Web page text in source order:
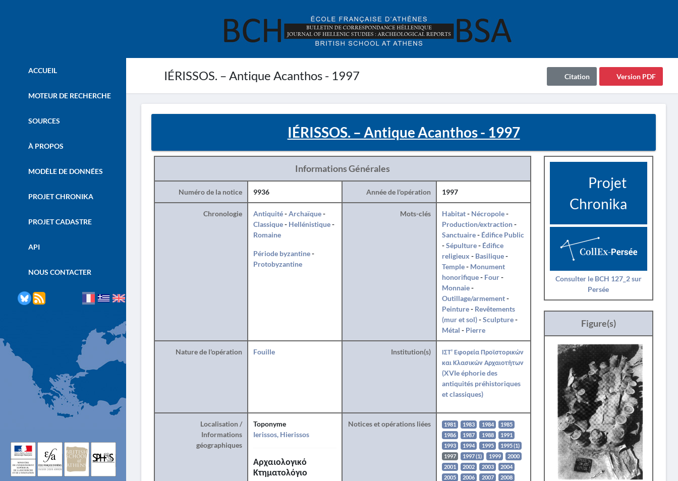
IÉRISSOS. – Antique Acanthos - 1997 Version PDF
Citation
ACCUEIL
MOTEUR DE RECHERCHE
SOURCES
À PROPOS
MODÈLE DE DONNÉES
PROJET CHRONIKA
PROJET CADASTRE
API
NOUS CONTACTER
IÉRISSOS. – Antique Acanthos - 1997
Informations Générales
Numéro de la notice 9936 Année de l'opération 1997
Chronologie Antiquité-Archaïque-
Classique- Hellénistique-
Romaine
Période byzantine-
Protobyzantine
Mots-clés Habitat- Nécropole-
Production/extraction-
Sanctuaire- Édifice Public
-Sépulture- Édifice
religieux - Basilique-
Temple- Monument
honorifique- Four-
Monnaie-
Outillage/armement-
Peinture- Revêtements
(mur et sol)-Sculpture-
Métal - Pierre
Nature de l'opération Fouille Institution(s)
ΙΣΤ' Εφορεία Προϊστορικών
και Κλασικών Αρχαιοτήτων
(XVIe éphorie des
antiquités préhistoriques
et classiques)
Localisation /
Informations
géographiques
Toponyme
Ierissos, Hierissos
Αρχαιολογικό
Κτηματολόγιο
Notices et opérations liées 1981 1983 1984
1985
1986
1987 1988
1991
1993
1994 1995
1995 (1)
1997
1997 (1) 1999
2000
2001
2002 2003
2004
2005
2006 2007
2008
Projet
Chronika
Consulter le BCH 127_2 sur
Persée
Figure(s)